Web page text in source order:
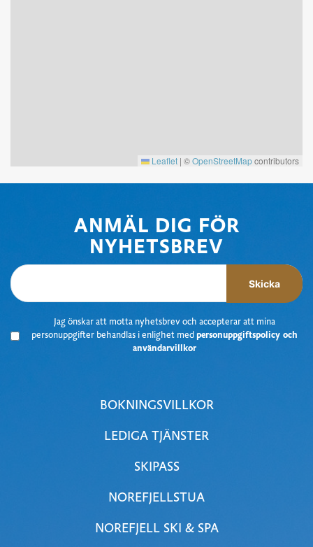
Leaflet | ©OpenStreetMapcontributors
ANMÄL DIG FÖR
NYHETSBREV
Jag önskar att motta nyhetsbrev och accepterar att mina
personuppgifter behandlas i enlighet med personuppgiftspolicy och
användarvillkor
Skicka
BOKNINGSVILLKOR
LEDIGA TJÄNSTER
SKIPASS
NOREFJELLSTUA
NOREFJELL SKI & SPA